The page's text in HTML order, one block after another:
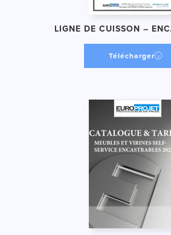
LIGNE DE CUISSON –
Télécharger